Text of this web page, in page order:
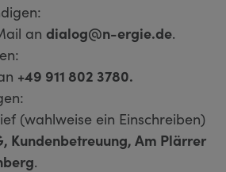
an dialog@n-ergie.de.
+49 911 802 3780.
(wahlweise ein Einschreiben)
Kundenbetreuung, Am Plärrer
.